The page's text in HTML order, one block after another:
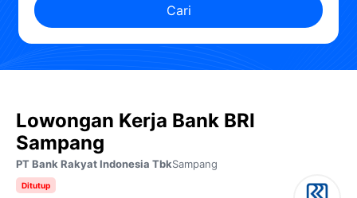
Cari
Lowongan Kerja Bank BRI
Sampang
PT Bank Rakyat Indonesia TbkSampang
Ditutup